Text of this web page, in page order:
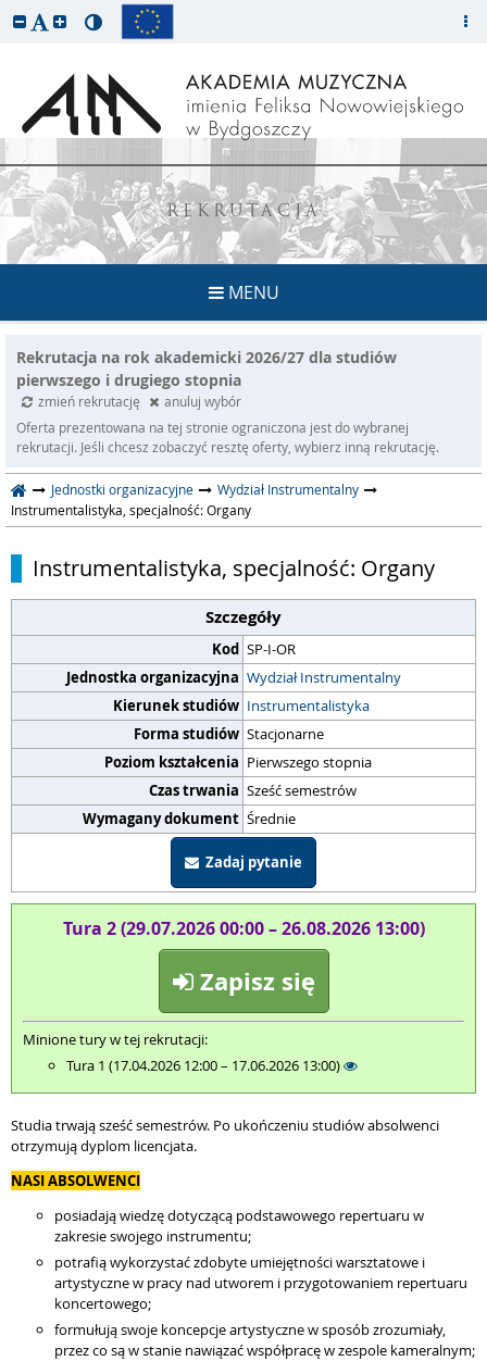
REKRUTACJA
MENU
Rekrutacja na rok akademicki 2026/27 dla studiów
pierwszego i drugiego stopnia
zmień rekrutację
anuluj wybór
Oferta prezentowana na tej stronie ograniczona jest do wybranej
rekrutacji. Jeśli chcesz zobaczyć resztę oferty, wybierz inną rekrutację.
Jednostki organizacyjne
Wydział Instrumentalny
Instrumentalistyka, specjalność: Organy
Instrumentalistyka, specjalność: Organy
Szczegóły
Kod SP-I-OR
Jednostka organizacyjna Wydział Instrumentalny
Kierunek studiów Instrumentalistyka
Forma studiów Stacjonarne
Poziom kształcenia Pierwszego stopnia
Czas trwania Sześć semestrów
Wymagany dokument Średnie
Zadaj pytanie
Tura 2 (29.07.2026 00:00 – 26.08.2026 13:00)
Zapisz się
Minione tury w tej rekrutacji:
Tura 1 (17.04.2026 12:00 – 17.06.2026 13:00)
Studia trwają sześć semestrów. Po ukończeniu studiów absolwenci
otrzymują dyplom licencjata.
NASI ABSOLWENCI
posiadają wiedzę dotyczącą podstawowego repertuaru w
zakresie swojego instrumentu;
potrafią wykorzystać zdobyte umiejętności warsztatowe i
artystyczne w pracy nad utworem i przygotowaniem repertuaru
koncertowego;
formułują swoje koncepcje artystyczne w sposób zrozumiały,
przez co są w stanie nawiązać współpracę w zespole kameralnym;